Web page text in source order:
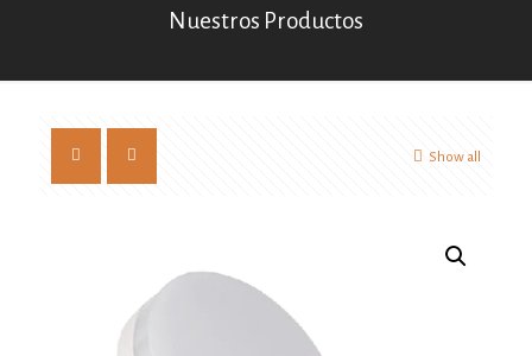
Nuestros Productos
Show all